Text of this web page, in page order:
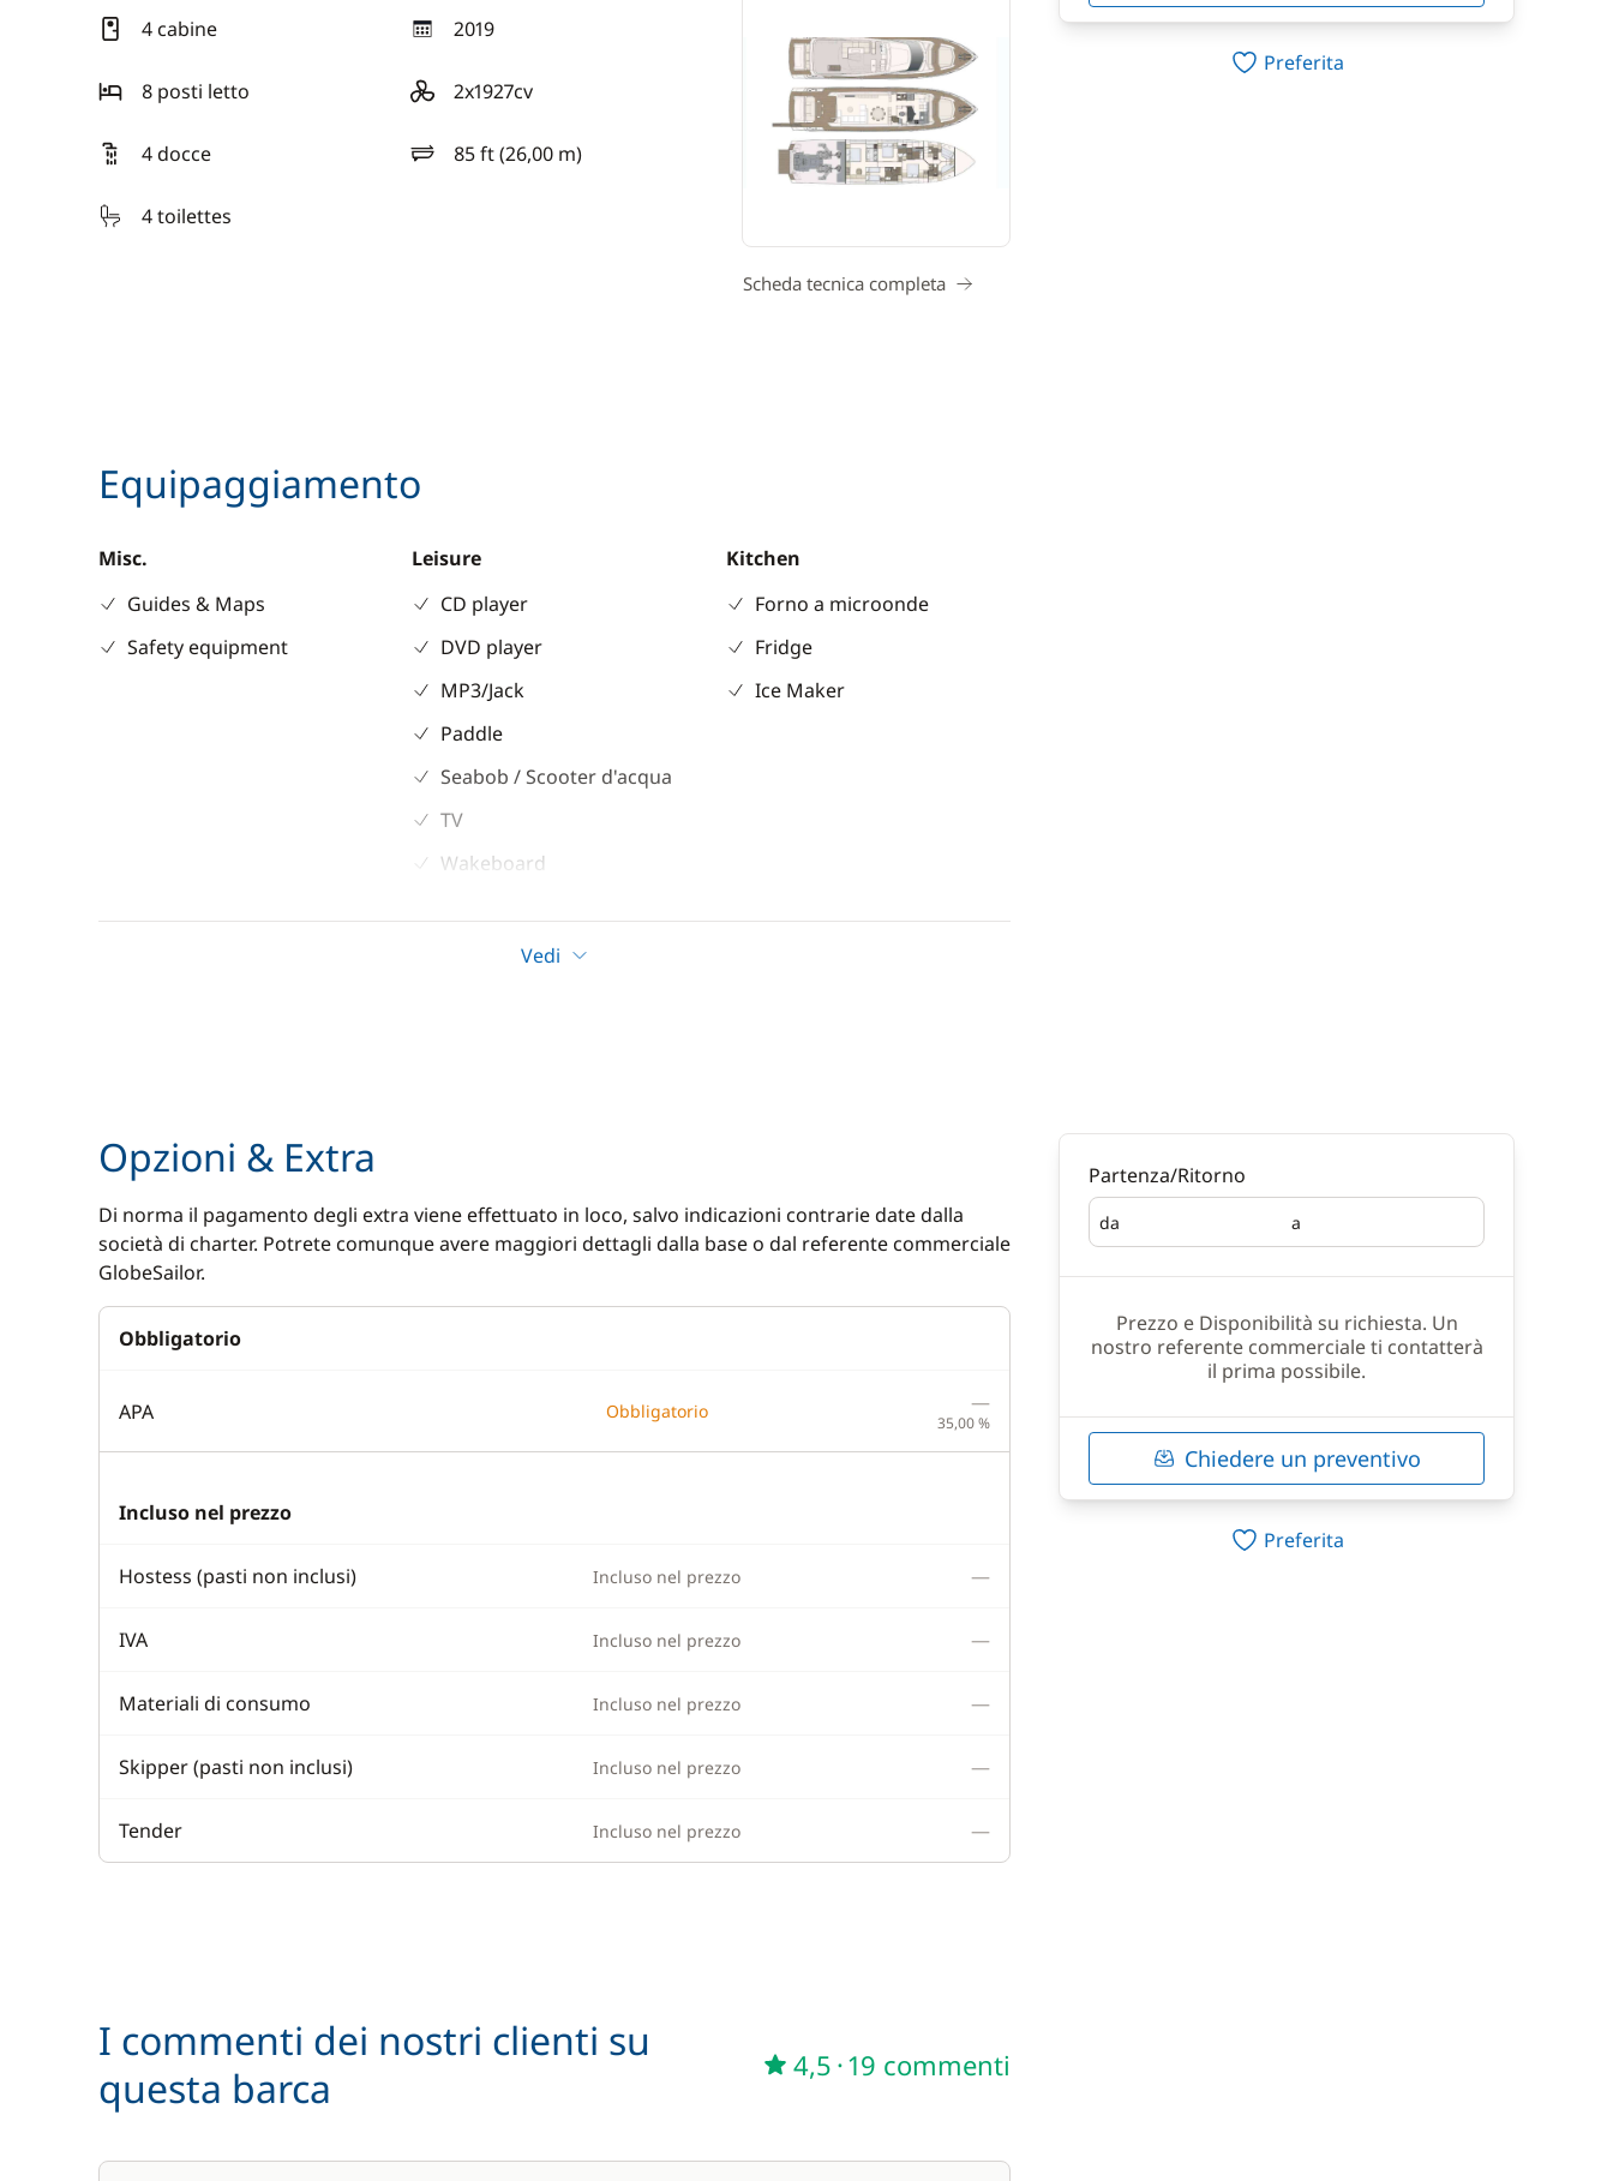
4 cabine 2019
anno
8 posti letto
2x1927cv
motore
4 docce
85 ft (26,00 m)
lunghezza
4 toilettes
Scheda tecnica completa
Equipaggiamento
Misc.
Guides & Maps
Safety equipment
Leisure
CD player
DVD player
MP3/Jack
Paddle
Seabob / Scooter d'acqua
TV
Wakeboard
Kitchen
Forno a microonde
Fridge
Ice Maker
Vedi
Preferita
Opzioni & Extra
Di norma il pagamento degli extra viene effettuato in loco, salvo indicazioni contrarie date dalla
società di charter. Potrete comunque avere maggiori dettagli dalla base o dal referente commerciale
GlobeSailor.
Obbligatorio
APA Obbligatorio —
35,00 %
Incluso nel prezzo
Hostess (pasti non inclusi) Incluso nel prezzo —
IVA Incluso nel prezzo —
Materiali di consumo Incluso nel prezzo —
Skipper (pasti non inclusi) Incluso nel prezzo —
Tender Incluso nel prezzo —
I commenti dei nostri clienti su
questa barca
4,5 ·19 commenti
Partenza/Ritorno
da
Partenza a
Ritorno
Prezzo e Disponibilità su richiesta. Un
nostro referente commerciale ti contatterà
il prima possibile.
Chiedere un preventivo
Preferita